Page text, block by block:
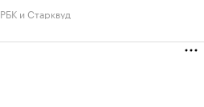
РБК и Старквуд